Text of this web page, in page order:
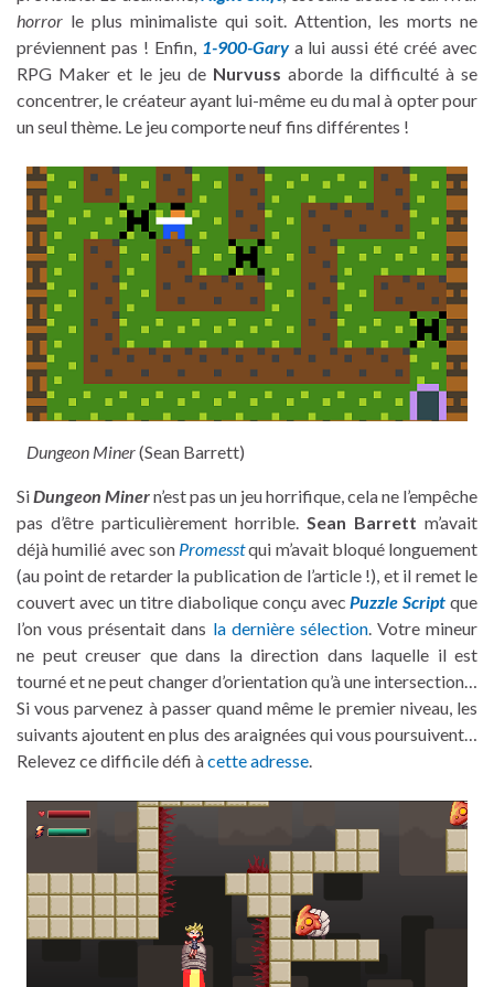
horror le plus minimaliste qui soit. Attention, les morts ne
préviennent pas ! Enfin, 1-900-Garya lui aussi été créé avec
RPG Maker et le jeu de Nurvuss aborde la difficulté à se
concentrer, le créateur ayant lui-même eu du mal à opter pour
un seul thème. Le jeu comporte neuf fins différentes !
Dungeon Miner(Sean Barrett)
SiDungeon Minern’est pas un jeu horrifique, cela ne l’empêche
pas d’être particulièrement horrible. Sean Barrett m’avait
déjà humilié avec son Promesstqui m’avait bloqué longuement
(au point de retarder la publication de l’article !), et il remet le
couvert avec un titre diabolique conçu avecPuzzle Script que
l’on vous présentait dans la dernière sélection. Votre mineur
ne peut creuser que dans la direction dans laquelle il est
tourné et ne peut changer d’orientation qu’à une intersection…
Si vous parvenez à passer quand même le premier niveau, les
suivants ajoutent en plus des araignées qui vous poursuivent…
Relevez ce difficile défi àcette adresse.